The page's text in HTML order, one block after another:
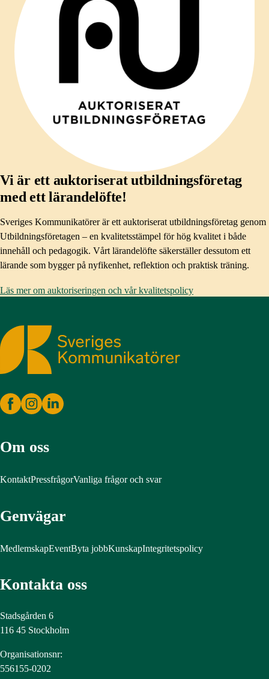
Vi är ett auktoriserat utbildningsföretag
med ett lärandelöfte!
Sveriges Kommunikatörer är ett auktoriserat utbildningsföretag genom
Utbildningsföretagen – en kvalitetsstämpel för hög kvalitet i både
innehåll och pedagogik. Vårt lärandelöfte säkerställer dessutom ett
lärande som bygger på nyfikenhet, reflektion och praktisk träning.
Läs mer om auktoriseringen och vår kvalitetspolicy
Sveriges Kommunikatörer
Om oss
KontaktPressfrågorVanliga frågor och svar
Genvägar
MedlemskapEventByta jobbKunskapIntegritetspolicy
Kontakta oss
Stadsgården 6
116 45 Stockholm
Organisationsnr:
556155-0202